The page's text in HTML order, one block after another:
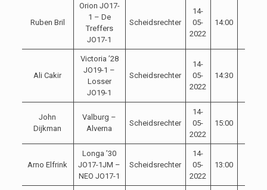
Ruben Bril
Orion JO17-
1 – De
Treffers
JO17-1
Scheidsrechter
14-
05-
2022
14:00
Ali Cakir
Victoria ’28
JO19-1 –
Losser
JO19-1
Scheidsrechter
14-
05-
2022
14:30
John
Dijkman
Valburg –
Alverna
Scheidsrechter
14-
05-
2022
15:00
Arno Elfrink
Longa ’30
JO17-1JM –
NEO JO17-1
Scheidsrechter
14-
05-
2022
13:00